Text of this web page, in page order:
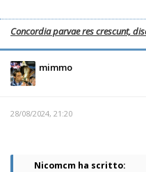
Concordia parvae res crescunt,
mimmo
28/08/2024, 21:20
Nicomcm ha scritto: